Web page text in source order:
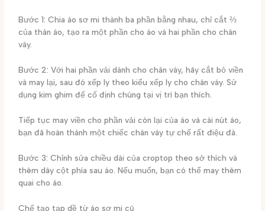
Bước 1: Chia áo sơ mi thành ba phần bằng nhau, chỉ cắt ⅔
của thân áo, tạo ra một phần cho áo và hai phần cho chân
váy.
Bước 2: Với hai phần vải dành cho chân váy, hãy cắt bỏ viền
và may lại, sau đó xếp ly theo kiểu xếp ly cho chân váy. Sử
dụng kim ghim để cố định chúng tại vị trí bạn thích.
Tiếp tục may viền cho phần vải còn lại của áo và cài nút áo,
bạn đã hoàn thành một chiếc chân váy tự chế rất điệu đà.
Bước 3: Chỉnh sửa chiều dài của croptop theo sở thích và
thêm dây cột phía sau áo. Nếu muốn, bạn có thể may thêm
quai cho áo.
Chế tạo tạp dề từ áo sơ mi cũ